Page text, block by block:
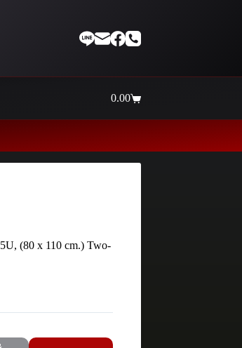
Shopping
0.00
(80 x 110 cm.) Two-